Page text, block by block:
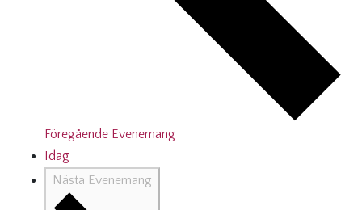
Föregående Evenemang
Idag
Nästa Evenemang